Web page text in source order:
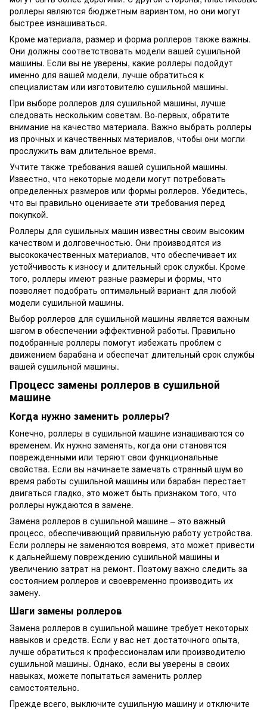
роллеры являются бюджетным вариантом, но они могут
быстрее изнашиваться.
Кроме материала, размер и форма роллеров также важны.
Они должны соответствовать модели вашей сушильной
машины. Если вы не уверены, какие роллеры подойдут
именно для вашей модели, лучше обратиться к
специалистам или изготовителю сушильной машины.
При выборе роллеров для сушильной машины, лучше
следовать нескольким советам. Во-первых, обратите
внимание на качество материала. Важно выбрать роллеры
из прочных и качественных материалов, чтобы они могли
прослужить вам длительное время.
Учтите также требования вашей сушильной машины.
Известно, что некоторые модели могут потребовать
определенных размеров или формы роллеров. Убедитесь,
что вы правильно оцениваете эти требования перед
покупкой.
Роллеры для сушильных машин известны своим высоким
качеством и долговечностью. Они производятся из
высококачественных материалов, что обеспечивает их
устойчивость к износу и длительный срок службы. Кроме
того, роллеры имеют разные размеры и формы, что
позволяет подобрать оптимальный вариант для любой
модели сушильной машины.
Выбор роллеров для сушильной машины является важным
шагом в обеспечении эффективной работы. Правильно
подобранные роллеры помогут избежать проблем с
движением барабана и обеспечат длительный срок службы
вашей сушильной машины.
Процесс замены роллеров в сушильной
машине
Когда нужно заменить роллеры?
Конечно, роллеры в сушильной машине изнашиваются со
временем. Их нужно заменять, когда они становятся
поврежденными или теряют свои функциональные
свойства. Если вы начинаете замечать странный шум во
время работы сушильной машины или барабан перестает
двигаться гладко, это может быть признаком того, что
роллеры нуждаются в замене.
Замена роллеров в сушильной машине – это важный
процесс, обеспечивающий правильную работу устройства.
Если роллеры не заменяются вовремя, это может привести
к дальнейшему повреждению сушильной машины и
увеличению затрат на ремонт. Поэтому важно следить за
состоянием роллеров и своевременно производить их
замену.
Шаги замены роллеров
Замена роллеров в сушильной машине требует некоторых
навыков и средств. Если у вас нет достаточного опыта,
лучше обратиться к профессионалам или производителю
сушильной машины. Однако, если вы уверены в своих
навыках, можете попытаться заменить роллер
самостоятельно.
Прежде всего, выключите сушильную машину и отключите